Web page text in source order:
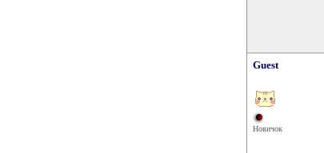
Guest
Новичок